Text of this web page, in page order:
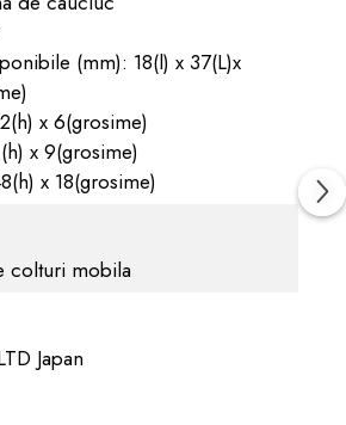
(mm): 18(l) x 37(L)x
x 6(grosime)
x 9(grosime)
x 18(grosime)
colturi mobila
Japan